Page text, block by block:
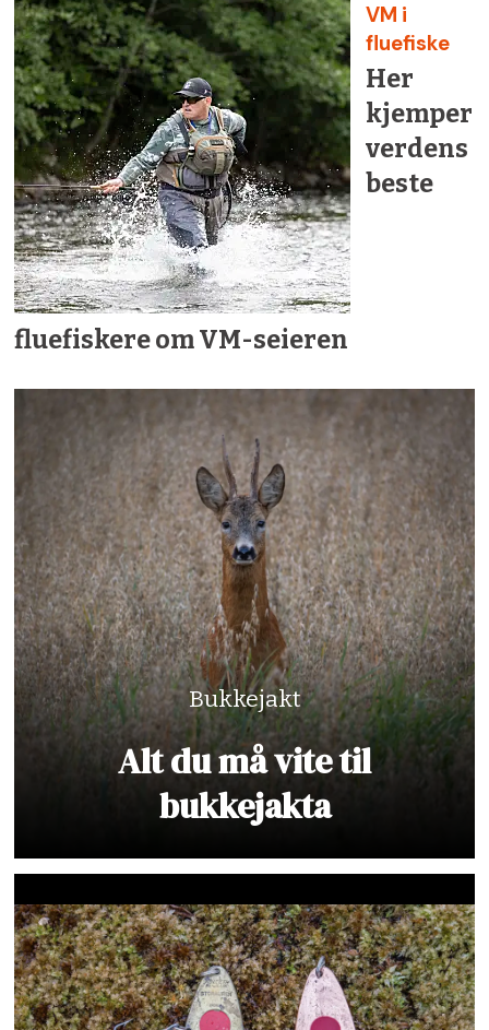
VM i
fluefiske
Her
kjemper
verdens
beste
fluefiskere om VM-seieren
Bukkejakt
Alt du må vite til
bukkejakta